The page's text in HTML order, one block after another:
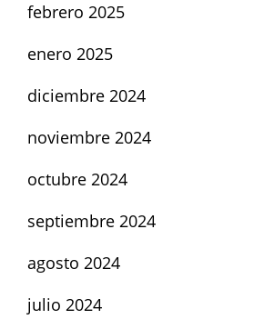
febrero 2025
enero 2025
diciembre 2024
noviembre 2024
octubre 2024
septiembre 2024
agosto 2024
julio 2024